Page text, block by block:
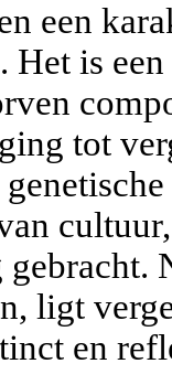
een
is
tot
ligt
en